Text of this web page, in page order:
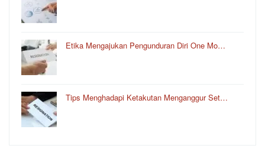
Etika Mengajukan Pengunduran Diri One Mo…
Tips Menghadapi Ketakutan Menganggur Set…